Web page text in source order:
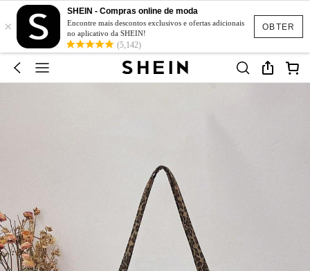
OBTER
×
SHEIN - Compras online de moda
Encontre mais descontos exclusivos e ofertas adicionais
no aplicativo da SHEIN!
(5,142)